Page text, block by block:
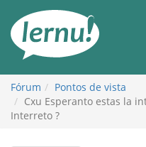
conteúdo
Fórum
Pontos de vista
Cxu Esperanto estas la
Interreto ?